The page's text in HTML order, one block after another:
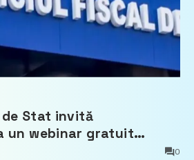
de Stat invită
un webinar gratuit
pe bunurile
0